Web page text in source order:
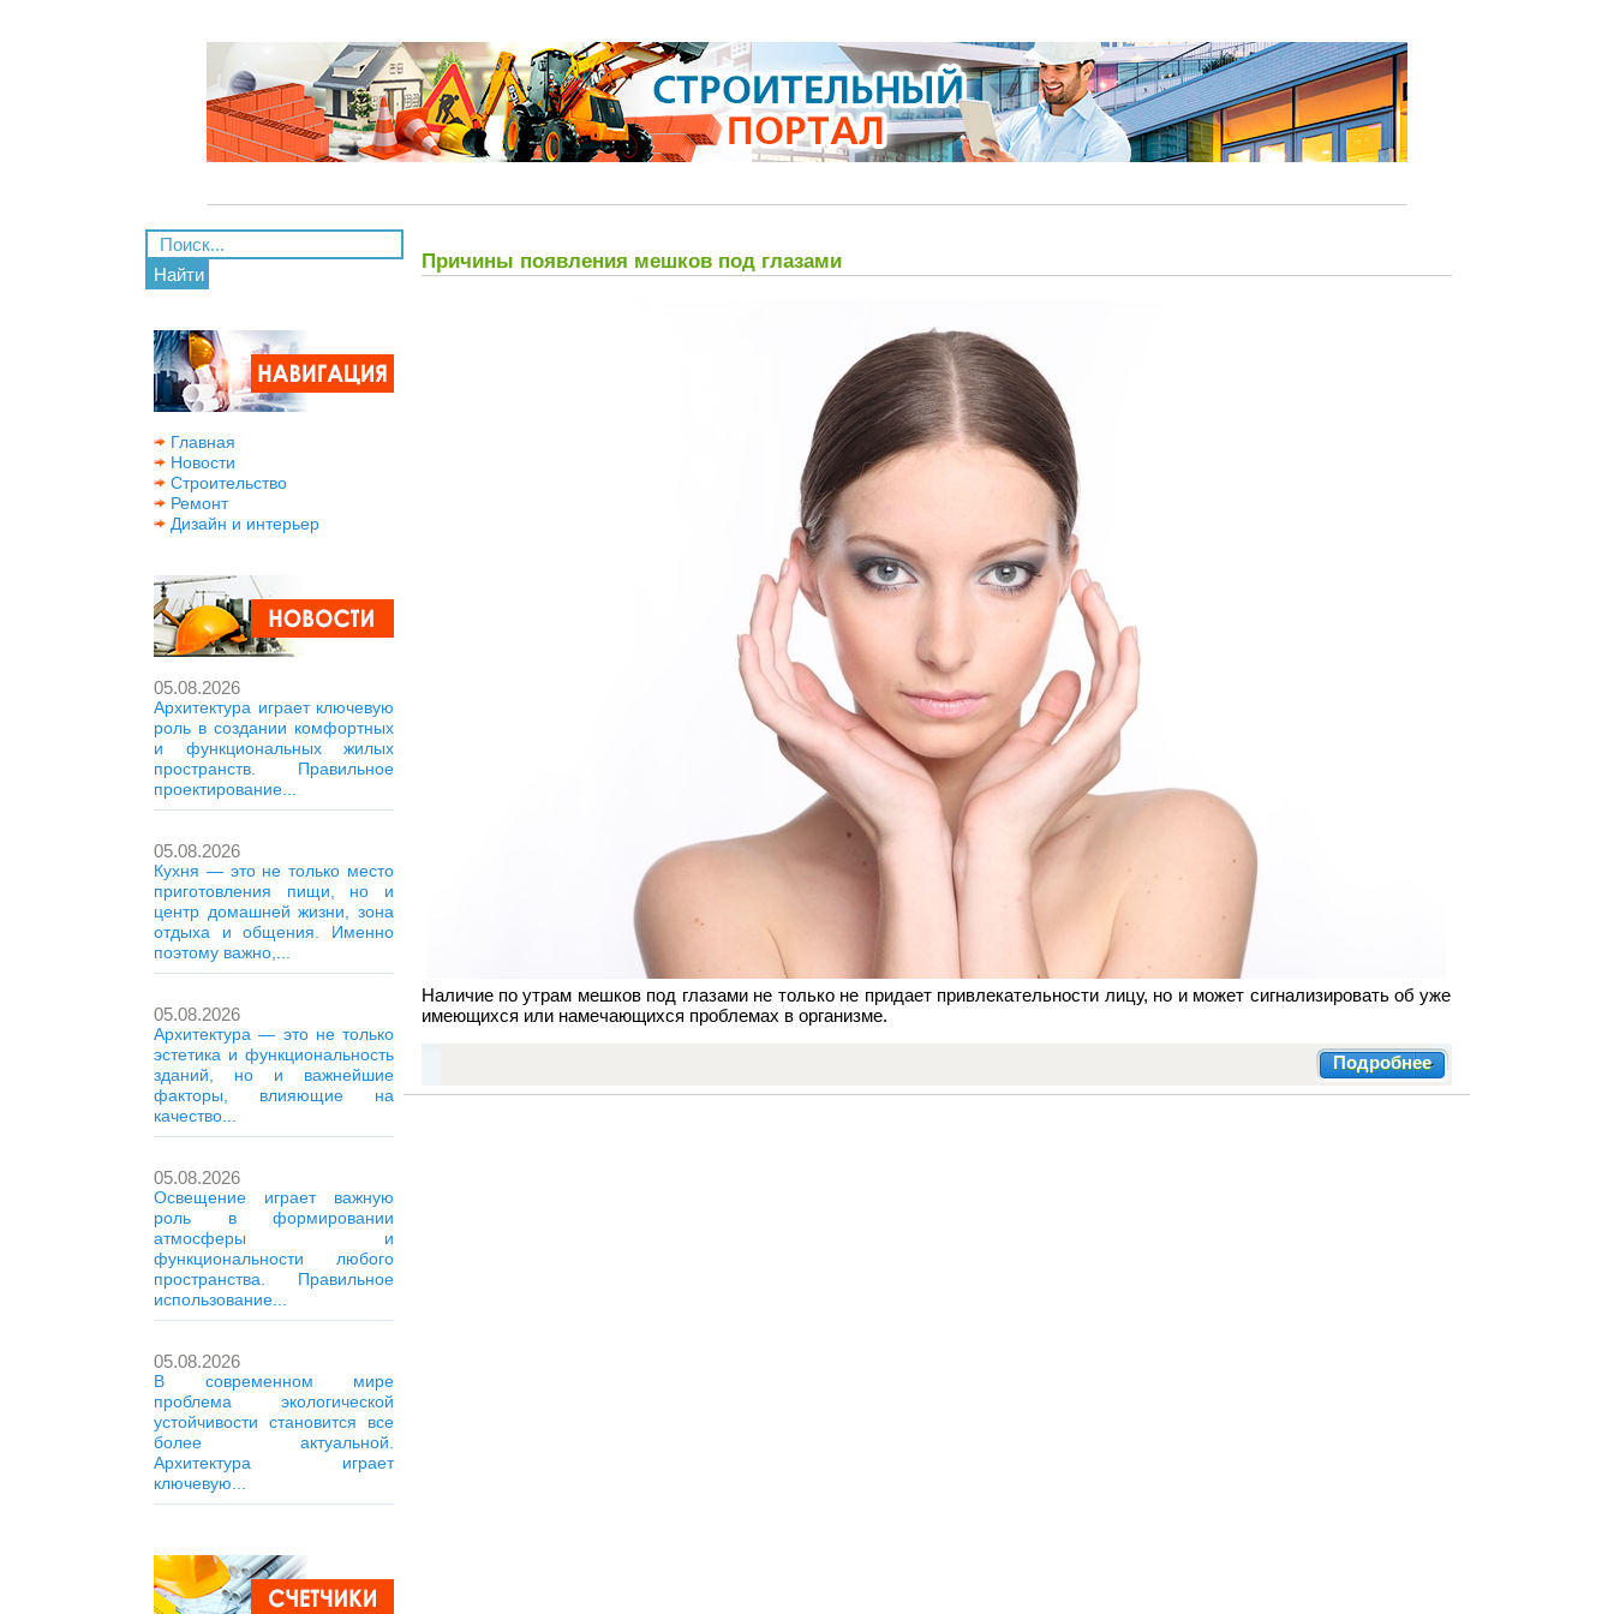
Найти
Главная
Новости
Строительство
Ремонт
Дизайн и интерьер
05.08.2026
Архитектура играет ключевую
роль в создании комфортных
и функциональных жилых
пространств. Правильное
проектирование...
05.08.2026
Кухня — это не только место
приготовления пищи, но и
центр домашней жизни, зона
отдыха и общения. Именно
поэтому важно,...
05.08.2026
Архитектура — это не только
эстетика и функциональность
зданий, но и важнейшие
факторы, влияющие на
качество...
05.08.2026
Освещение играет важную
роль в формировании
атмосферы и
функциональности любого
пространства. Правильное
использование...
05.08.2026
В современном мире
проблема экологической
устойчивости становится все
более актуальной.
Архитектура играет
ключевую...
Причины появления мешков под глазами
Наличие по утрам мешков под глазами не только не придает привлекательности лицу, но и может сигнализировать об уже
имеющихся или намечающихся проблемах в организме.
Подробнее